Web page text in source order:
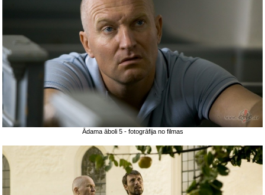
Ādama āboli 5 - fotogrāfija no filmas